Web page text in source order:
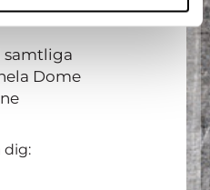
utmaningar
Dome
dig: